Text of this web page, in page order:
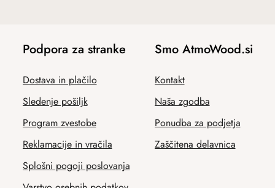
Podpora za stranke
Dostava in plačilo
Sledenje pošiljk
Program zvestobe
Reklamacije in vračila
Splošni pogoji poslovanja
Smo AtmoWood.si
Kontakt
Naša zgodba
Ponudba za podjetja
Zaščitena delavnica